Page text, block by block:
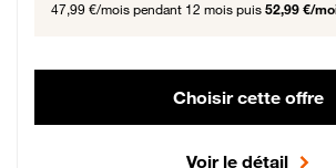
47,99 €/mois pendant 12 mois puis 52,99 €/
Choisir cette offre
Voir le détail